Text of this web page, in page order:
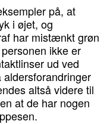
på, at
i øjet, og
har mistænkt grøn
ikke er
ud ved
altså videre til
at de har nogen